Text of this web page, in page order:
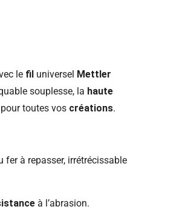
le fil universel Mettler
souplesse, la haute
toutes vos créations.
à repasser, irrétrécissable
à l’abrasion.